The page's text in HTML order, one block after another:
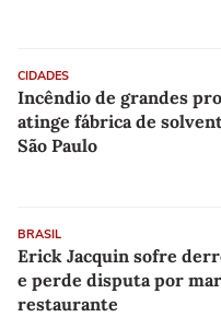
CIDADES
Incêndio de grandes
atinge fábrica de
São Paulo
BRASIL
Erick Jacquin sofre
e perde disputa por
restaurante